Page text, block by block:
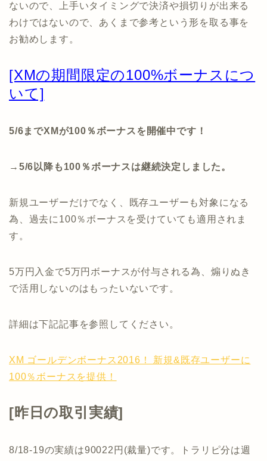
ないので、上手いタイミングで決済や損切りが出来る
わけではないので、あくまで参考という形を取る事を
お勧めします。
[XMの期間限定の100%ボーナスにつ
いて]
5/6までXMが100％ボーナスを開催中です！
→5/6以降も100％ボーナスは継続決定しました。
新規ユーザーだけでなく、既存ユーザーも対象になる
為、過去に100％ボーナスを受けていても適用されま
す。
5万円入金で5万円ボーナスが付与される為、煽りぬき
で活用しないのはもったいないです。
詳細は下記記事を参照してください。
XM ゴールデンボーナス2016！ 新規&既存ユーザーに
100％ボーナスを提供！
[昨日の取引実績]
8/18-19の実績は90022円(裁量)です。トラリピ分は週